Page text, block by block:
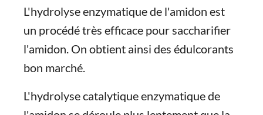
L'hydrolyse enzymatique de l'amidon est
un procédé très efficace pour saccharifier
l'amidon. On obtient ainsi des édulcorants
bon marché.
L'hydrolyse catalytique enzymatique de